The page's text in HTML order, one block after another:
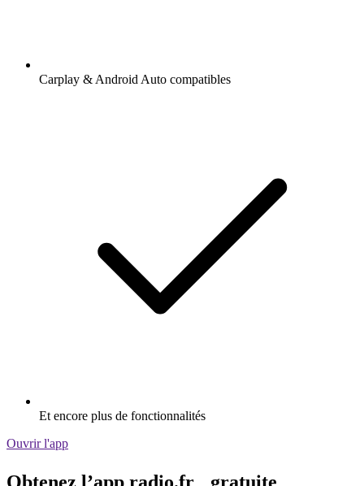
Carplay & Android Auto compatibles
Et encore plus de fonctionnalités
Ouvrir l'app